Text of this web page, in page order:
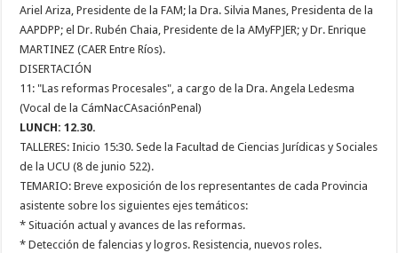
Ariel Ariza, Presidente de la FAM; la Dra. Silvia Manes, Presidenta de la
AAPDPP; el Dr. Rubén Chaia, Presidente de la AMyFPJER; y Dr. Enrique
MARTINEZ (CAER Entre Ríos).
DISERTACIÓN
11: "Las reformas Procesales", a cargo de la Dra. Angela Ledesma
(Vocal de la CámNacCAsaciónPenal)
LUNCH: 12.30.
TALLERES: Inicio 15:30. Sede la Facultad de Ciencias Jurídicas y Sociales
de la UCU (8 de junio 522).
TEMARIO: Breve exposición de los representantes de cada Provincia
asistente sobre los siguientes ejes temáticos:
* Situación actual y avances de las reformas.
* Detección de falencias y logros. Resistencia, nuevos roles.